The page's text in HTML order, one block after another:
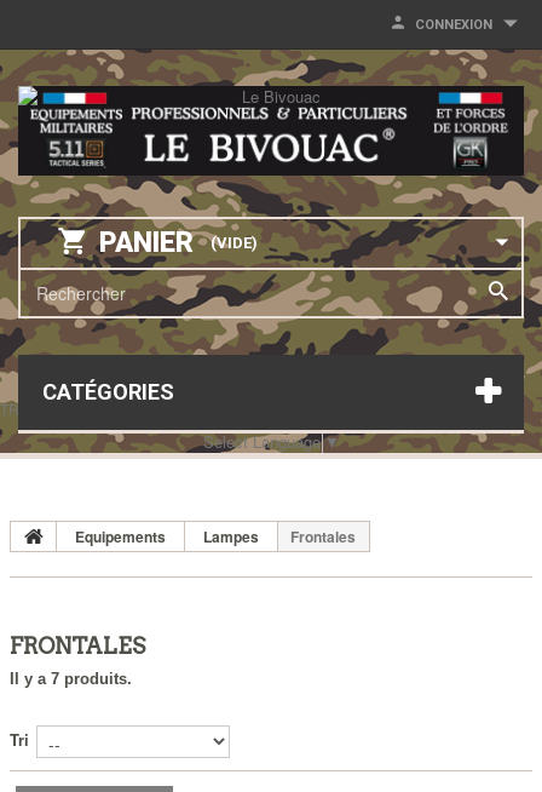
CONNEXION
PANIER (VIDE)
CATÉGORIES
TRANSLATE THIS PAGE
Select Language▼
Equipements Lampes Frontales
FRONTALES
Il y a 7 produits.
Tri